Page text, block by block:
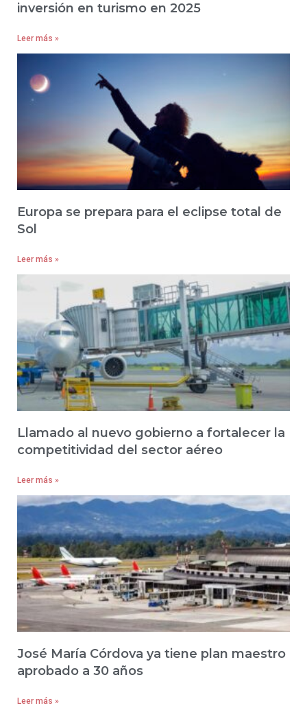
inversión en turismo en 2025
Leer más »
Europa se prepara para el eclipse total de
Sol
Leer más »
Llamado al nuevo gobierno a fortalecer la
competitividad del sector aéreo
Leer más »
José María Córdova ya tiene plan maestro
aprobado a 30 años
Leer más »